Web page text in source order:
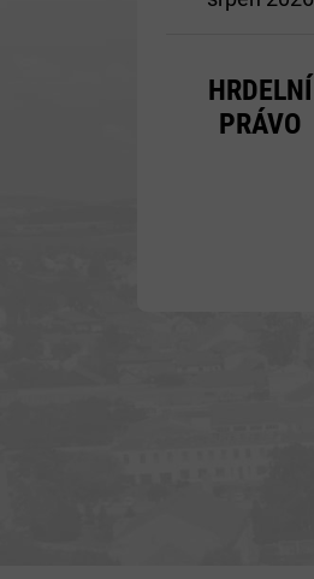
HRDELNÍ
PRÁVO